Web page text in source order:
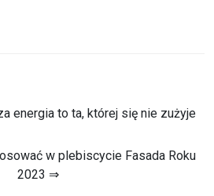
energia to ta, której się nie zużyje
w plebiscycie Fasada Roku
2023 ⇒